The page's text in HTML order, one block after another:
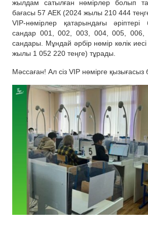
жылдам сатылған нөмірлер болып
бағасы 57 АЕК (2024 жылы 210 444
VIP-нөмірлер қатарындағы
сандар 001, 002, 003, 004, 005,
сандары. Мұндай әрбір нөмір көлік
жылы 1 052 220 теңге) тұрады.
Мәссаған! Ал сіз VIP нөмірге қызығасыз